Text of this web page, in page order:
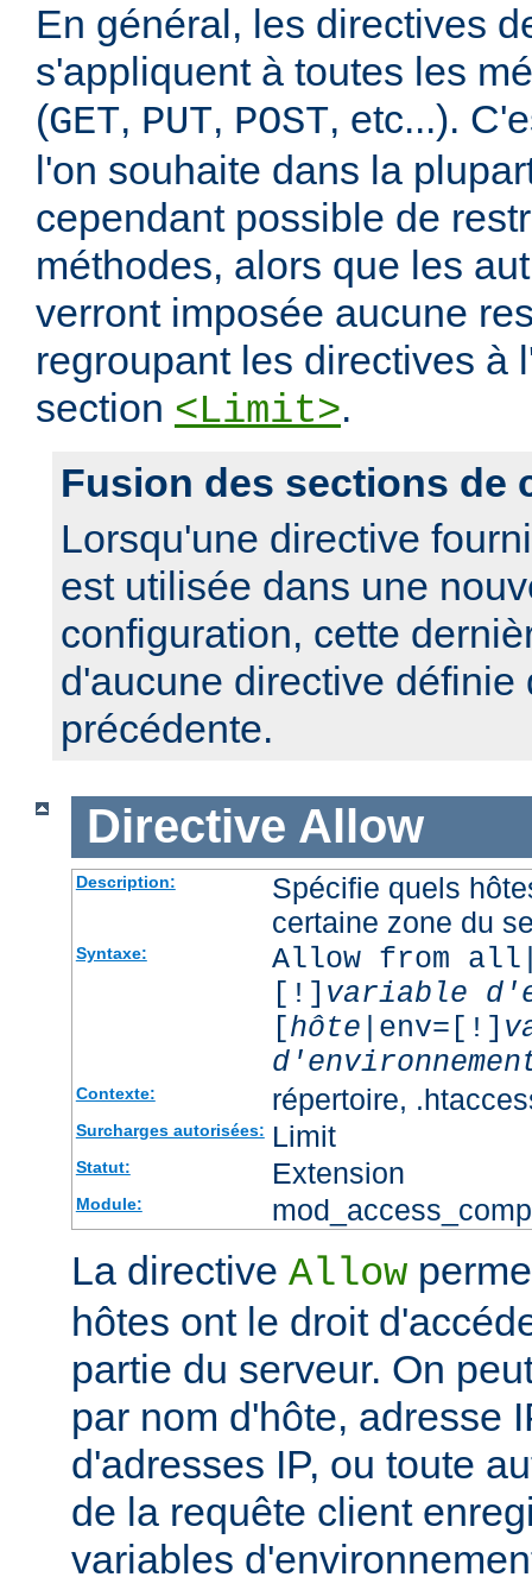
En général, les directives
s'appliquent à toutes les
(GET, PUT, POST, etc...).
l'on souhaite dans la
cependant possible de
méthodes, alors que les
verront imposée aucune
regroupant les directives à
section <Limit>.
Fusion des sections de
Lorsqu'une directive
est utilisée dans une
configuration, cette
d'aucune directive définie
précédente.
Directive Allow
Description:
Spécifie quels
certaine zone du
Syntaxe:
Allow from
[!] variable
[hôte |env=[!]
Contexte: répertoire,
Surcharges autorisées: Limit
Statut: Extension
Module:
La directive Allow
hôtes ont le droit
partie du serveur. On
par nom d'hôte, adresse
d'adresses IP, ou toute
de la requête client
variables